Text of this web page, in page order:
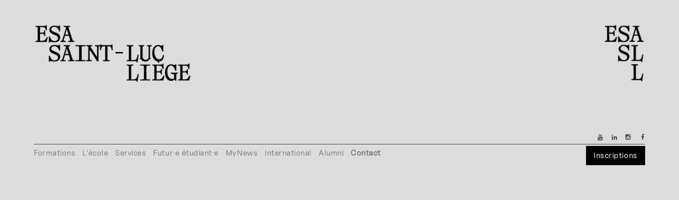
Formations L’école Services Futur·e étudiant·e MyNews International Alumni Contact Inscriptions